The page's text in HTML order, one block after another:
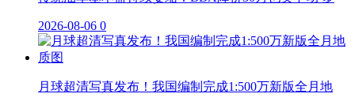
2026-08-06 0
月球超清写真发布！我国编制完成1:500万新版全月地